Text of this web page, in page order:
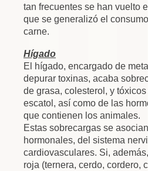
tan frecuentes se han vuelto
que se generalizó el
carne.
Hígado
El hígado, encargado de
depurar toxinas, acaba
de grasa, colesterol, y
escatol, así como de las
que contienen los animales.
Estas sobrecargas se
hormonales, del sistema
cardiovasculares. Si,
roja (ternera, cerdo, cordero,